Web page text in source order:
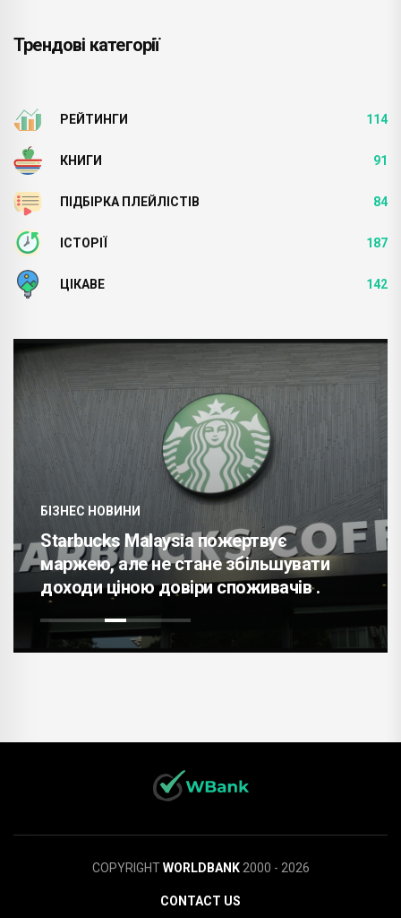
Трендові категорії
РЕЙТИНГИ 114
КНИГИ 91
ПІДБІРКА ПЛЕЙЛІСТІВ 84
ІСТОРІЇ 187
ЦІКАВЕ 142
БІЗНЕС НОВИНИ
Starbucks Malaysia пожертвує
маржею, але не стане збільшувати
доходи ціною довіри споживачів .
COPYRIGHTWORLDBANK2000 - 2026
CONTACT US